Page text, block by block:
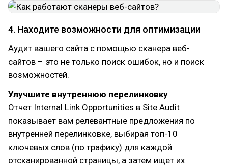
4. Находите возможности для оптимизации
Аудит вашего сайта с помощью сканера веб-
сайтов – это не только поиск ошибок, но и поиск
возможностей.
Улучшите внутреннюю перелинковку
Отчет Internal Link Opportunities в Site Audit
показывает вам релевантные предложения по
внутренней перелинковке, выбирая топ-10
ключевых слов (по трафику) для каждой
отсканированной страницы, а затем ищет их